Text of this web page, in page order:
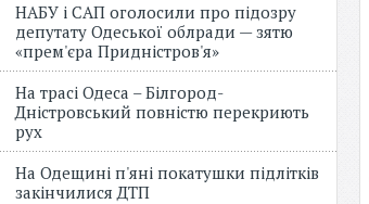
НАБУ і САП оголосили про підозру
депутату Одеської облради — зятю
«прем'єра Придністров'я»
На трасі Одеса – Білгород-
Дністровський повністю перекриють
рух
На Одещині п'яні покатушки підлітків
закінчилися ДТП